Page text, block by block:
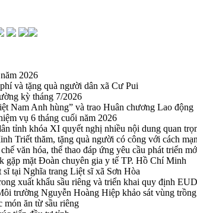
2026
và tặng quà người dân xã Cư Pui
kỳ tháng 7/2026
Nam Anh hùng” và trao Huân chương Lao động
vụ 6 tháng cuối năm 2026
tỉnh khóa XI quyết nghị nhiều nội dung quan
Triết thăm, tặng quà người có công với cách
văn hóa, thể thao đáp ứng yêu cầu phát triển
mặt Đoàn chuyên gia y tế TP. Hồ Chí Minh
tại Nghĩa trang Liệt sĩ xã Sơn Hòa
xuất khẩu sầu riêng và triển khai quy định
trường Nguyễn Hoàng Hiệp khảo sát vùng
món ăn từ sầu riêng